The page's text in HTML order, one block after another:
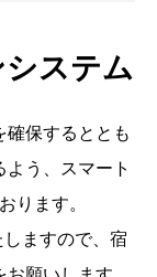
ステム
確保するととも
う、スマート
ります。
ますので、宿